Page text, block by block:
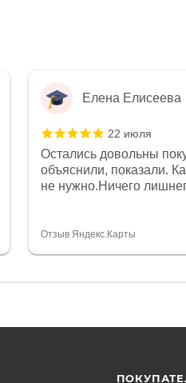
Елена Елисеева
22 июля
Остались довольны
объяснили, показали.
не нужно.Ничего
огромное спасибо
Отзыв Яндекс.Карты